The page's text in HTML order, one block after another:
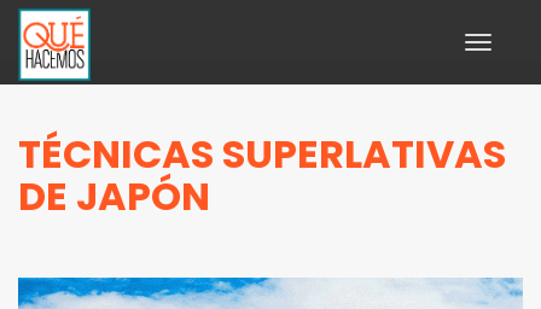
Toggle
TÉCNICAS SUPERLATIVAS
DE JAPÓN